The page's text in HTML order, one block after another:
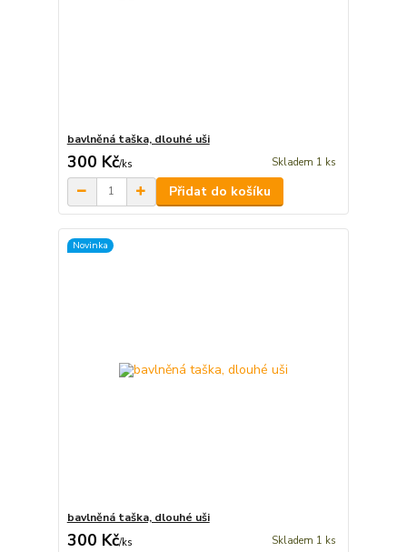
bavlněná taška, dlouhé uši
300 Kč/ks Skladem 1 ks
Přidat do košíku
Novinka
bavlněná taška, dlouhé uši
300 Kč/ks Skladem 1 ks